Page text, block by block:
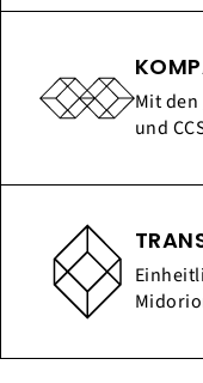
Mit
und